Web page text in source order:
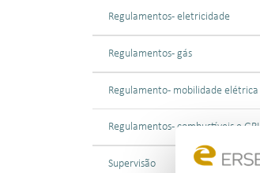
Regulamentos - eletricidade
Regulamentos - gás
Regulamento - mobilidade elétrica
Regulamentos - combustíveis e GPL
Supervisão